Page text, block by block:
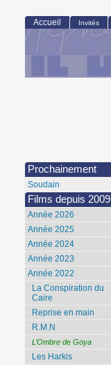
Accueil Invités
Prochainement
Soudain
Films depuis 2009
Année 2026
Année 2025
Année 2024
Année 2023
Année 2022
La Conspiration du
Caire
Reprise en main
R.M.N
L’Ombre de Goya
Les Harkis